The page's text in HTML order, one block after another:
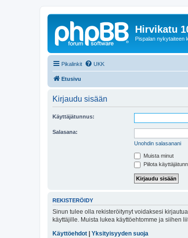
Hirvikatu
Pispalan nykytaiteen
Pikalinkit UKK
Etusivu
Kirjaudu sisään
Käyttäjätunnus:
Salasana:
Unohdin salasanani
Muista minut
Piilota
REKISTERÖIDY
Sinun tulee olla rekisteröitynyt voidaksesi
käyttäjille. Muista lukea käyttöehtomme ja siihen
Käyttöehdot
Yksityisyyden suoja